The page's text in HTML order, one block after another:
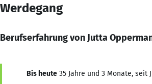
Werdegang
Berufserfahrung von Jutta
Bis heute 35 Jahre und 3 Monate, seit